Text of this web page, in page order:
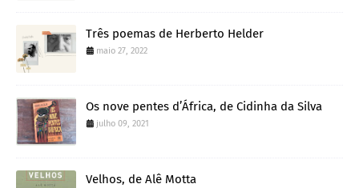
Três poemas de Herberto Helder
maio 27, 2022
Os nove pentes d’África, de Cidinha da Silva
julho 09, 2021
Velhos, de Alê Motta